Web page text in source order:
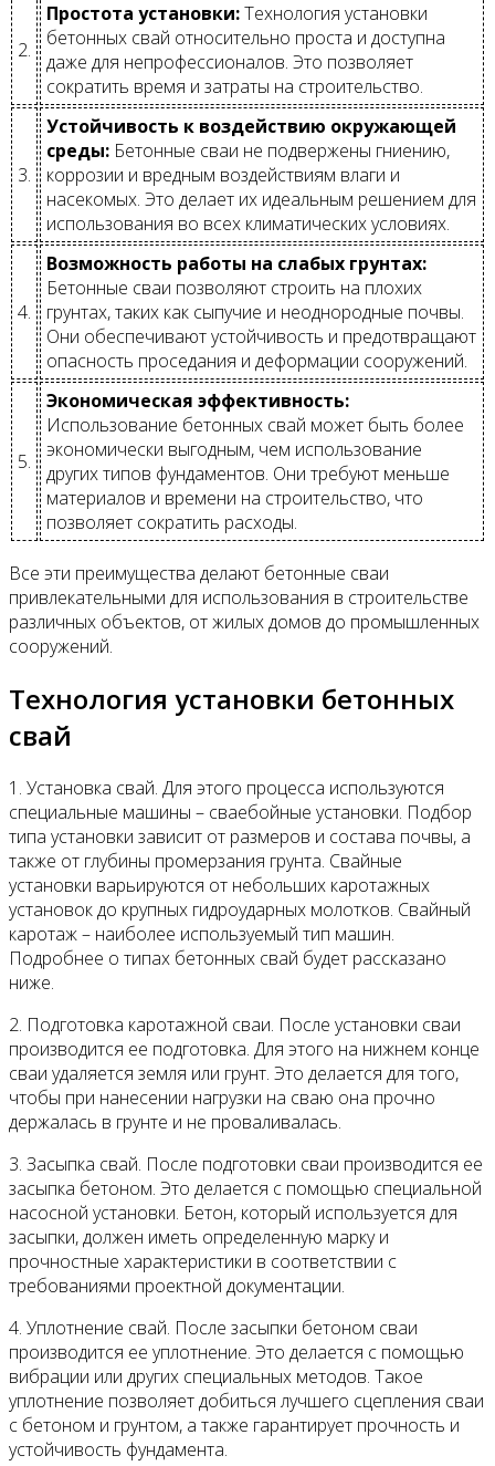
2.
Простота установки:Технология установки
бетонных свай относительно проста и доступна
даже для непрофессионалов. Это позволяет
сократить время и затраты на строительство.
3.
Устойчивость к воздействию окружающей
среды: Бетонные сваи не подвержены гниению,
коррозии и вредным воздействиям влаги и
насекомых. Это делает их идеальным решением для
использования во всех климатических условиях.
4.
Возможность работы на слабых грунтах:
Бетонные сваи позволяют строить на плохих
грунтах, таких как сыпучие и неоднородные почвы.
Они обеспечивают устойчивость и предотвращают
опасность проседания и деформации сооружений.
5.
Экономическая эффективность:
Использование бетонных свай может быть более
экономически выгодным, чем использование
других типов фундаментов. Они требуют меньше
материалов и времени на строительство, что
позволяет сократить расходы.
Все эти преимущества делают бетонные сваи
привлекательными для использования в строительстве
различных объектов, от жилых домов до промышленных
сооружений.
Технология установки бетонных
свай
1. Установка свай. Для этого процесса используются
специальные машины – сваебойные установки. Подбор
типа установки зависит от размеров и состава почвы, а
также от глубины промерзания грунта. Свайные
установки варьируются от небольших каротажных
установок до крупных гидроударных молотков. Свайный
каротаж – наиболее используемый тип машин.
Подробнее о типах бетонных свай будет рассказано
ниже.
2. Подготовка каротажной сваи. После установки сваи
производится ее подготовка. Для этого на нижнем конце
сваи удаляется земля или грунт. Это делается для того,
чтобы при нанесении нагрузки на сваю она прочно
держалась в грунте и не проваливалась.
3. Засыпка свай. После подготовки сваи производится ее
засыпка бетоном. Это делается с помощью специальной
насосной установки. Бетон, который используется для
засыпки, должен иметь определенную марку и
прочностные характеристики в соответствии с
требованиями проектной документации.
4. Уплотнение свай. После засыпки бетоном сваи
производится ее уплотнение. Это делается с помощью
вибрации или других специальных методов. Такое
уплотнение позволяет добиться лучшего сцепления сваи
с бетоном и грунтом, а также гарантирует прочность и
устойчивость фундамента.